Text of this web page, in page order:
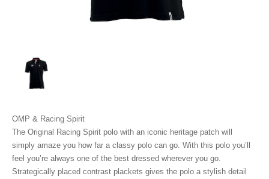
OMP & Racing Spirit
The Original Racing Spirit polo with an iconic heritage patch will
simply amaze you how far a classy polo can go. With this polo you’ll
feel you’re always one of the best dressed wherever you go.
Strategically placed contrast plackets gives the polo a stylish detail